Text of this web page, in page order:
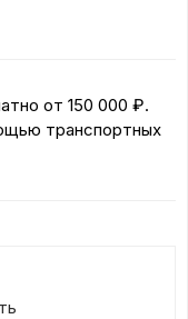
от 150 000 ₽.
транспортных